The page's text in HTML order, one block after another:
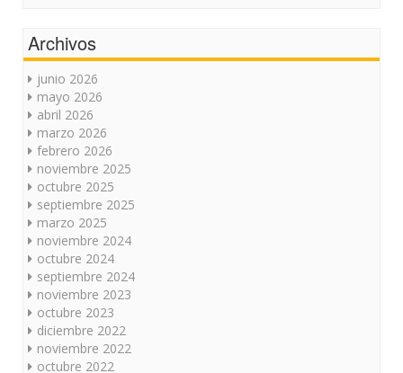
Archivos
junio 2026
mayo 2026
abril 2026
marzo 2026
febrero 2026
noviembre 2025
octubre 2025
septiembre 2025
marzo 2025
noviembre 2024
octubre 2024
septiembre 2024
noviembre 2023
octubre 2023
diciembre 2022
noviembre 2022
octubre 2022